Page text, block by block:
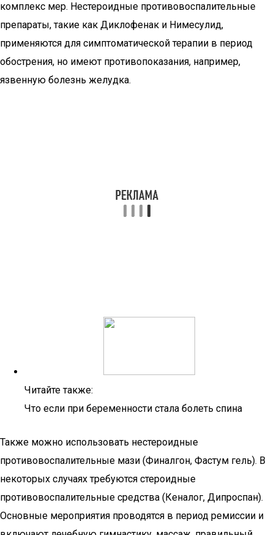
комплекс мер. Нестероидные противовоспалительные
препараты, такие как Диклофенак и Нимесулид,
применяются для симптоматической терапии в период
обострения, но имеют противопоказания, например,
язвенную болезнь желудка.
Читайте также:
Что если при беременности стала болеть спина
Также можно использовать нестероидные
противовоспалительные мази (Финалгон, Фастум гель). В
некоторых случаях требуются стероидные
противовоспалительные средства (Кеналог, Дипроспан).
Основные мероприятия проводятся в период ремиссии и